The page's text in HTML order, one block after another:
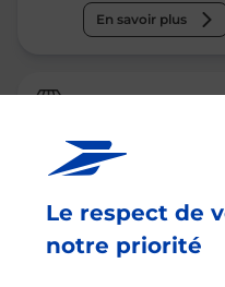
Le respect de
notre priorité
En savoir plus
La Poste
SARRE-
2 RUE DE LA
67260 SARRE